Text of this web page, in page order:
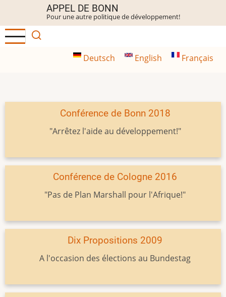
contenu
principal
APPEL DE BONN
Pour une autre politique de développement!
Deutsch English Français
Conférence de Bonn 2018
"Arrêtez l'aide au développement!"
Conférence de Cologne 2016
"Pas de Plan Marshall pour l'Afrique!"
Dix Propositions 2009
A l'occasion des élections au Bundestag